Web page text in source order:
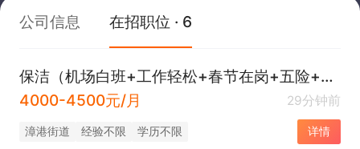
公司信息 在招职位 · 6
保洁（机场白班+工作轻松+春节在岗+五险+包住+加班补助+节日福利）
4000-4500元/月
29分钟前
​漳港街道 经验不限 学历不限 详情